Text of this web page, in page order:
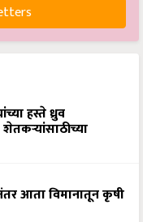
हस्ते ध्रुव
आता विमानातून कृषी